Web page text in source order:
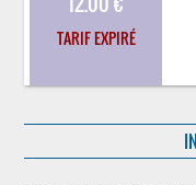
TARIF EXPIRÉ